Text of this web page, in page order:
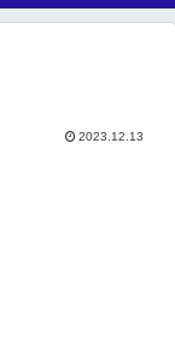
2023.12.13